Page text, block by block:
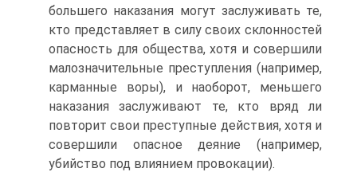
большего наказания могут заслуживать те,
кто представляет в силу своих склонностей
опасность для общества, хотя и совершили
малозначительные преступления (например,
карманные воры), и наоборот, меньшего
наказания заслуживают те, кто вряд ли
повторит свои преступные действия, хотя и
совершили опасное деяние (например,
убийство под влиянием провокации).